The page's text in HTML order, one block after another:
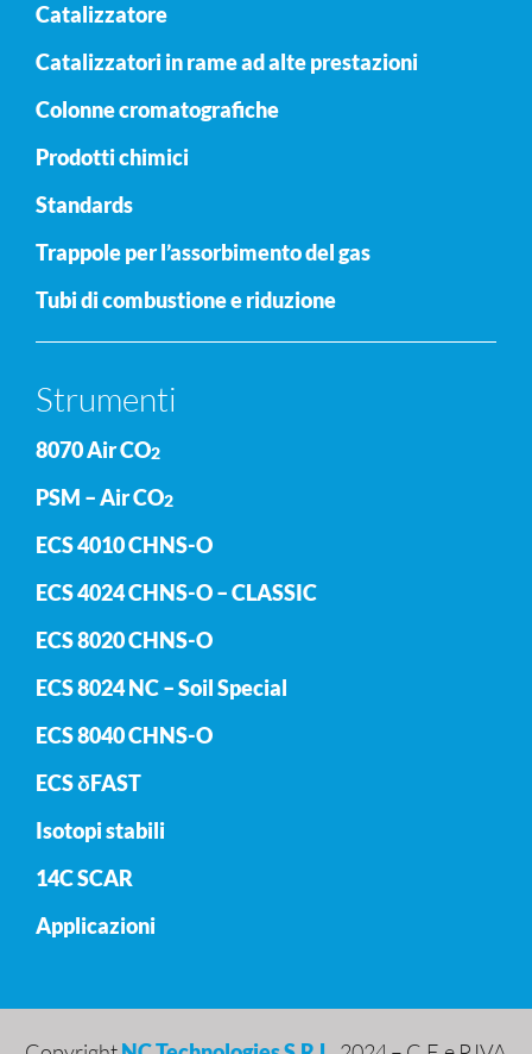
Catalizzatore
Catalizzatori in rame ad alte prestazioni
Colonne cromatografiche
Prodotti chimici
Standards
Trappole per l’assorbimento del gas
Tubi di combustione e riduzione
Strumenti
8070 Air CO2
PSM – Air CO2
ECS 4010 CHNS-O
ECS 4024 CHNS-O – CLASSIC
ECS 8020 CHNS-O
ECS 8024 NC – Soil Special
ECS 8040 CHNS-O
ECS δFAST
Isotopi stabili
14C SCAR
Applicazioni